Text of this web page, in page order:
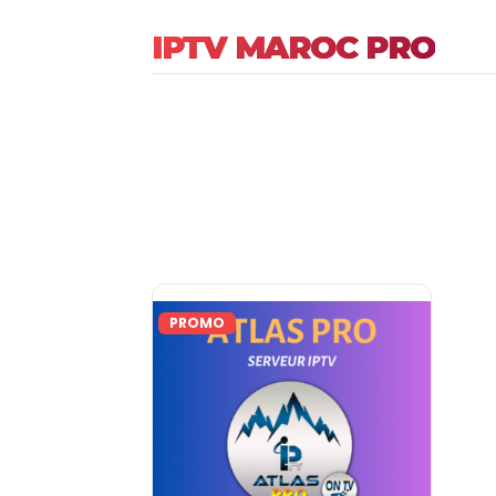
IPTV MAROC PRO
PROMO